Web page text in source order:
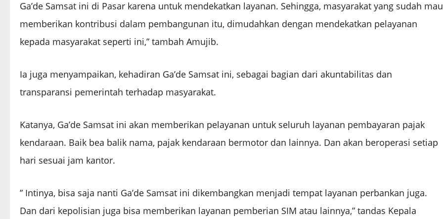
Ga’de Samsat ini di Pasar karena untuk mendekatkan layanan. Sehingga, masyarakat yang sudah mau
memberikan kontribusi dalam pembangunan itu, dimudahkan dengan mendekatkan pelayanan
kepada masyarakat seperti ini,” tambah Amujib.
Ia juga menyampaikan, kehadiran Ga’de Samsat ini, sebagai bagian dari akuntabilitas dan
transparansi pemerintah terhadap masyarakat.
Katanya, Ga’de Samsat ini akan memberikan pelayanan untuk seluruh layanan pembayaran pajak
kendaraan. Baik bea balik nama, pajak kendaraan bermotor dan lainnya. Dan akan beroperasi setiap
hari sesuai jam kantor.
” Intinya, bisa saja nanti Ga’de Samsat ini dikembangkan menjadi tempat layanan perbankan juga.
Dan dari kepolisian juga bisa memberikan layanan pemberian SIM atau lainnya,” tandas Kepala